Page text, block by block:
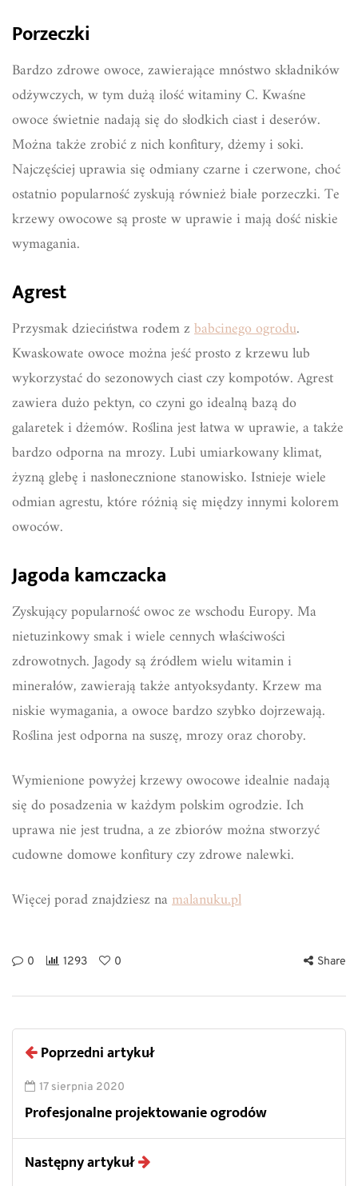
Porzeczki
Bardzo zdrowe owoce, zawierające mnóstwo składników
odżywczych, w tym dużą ilość witaminy C. Kwaśne
owoce świetnie nadają się do słodkich ciast i deserów.
Można także zrobić z nich konfitury, dżemy i soki.
Najczęściej uprawia się odmiany czarne i czerwone, choć
ostatnio popularność zyskują również białe porzeczki. Te
krzewy owocowe są proste w uprawie i mają dość niskie
wymagania.
Agrest
Przysmak dzieciństwa rodem zbabcinego ogrodu.
Kwaskowate owoce można jeść prosto z krzewu lub
wykorzystać do sezonowych ciast czy kompotów. Agrest
zawiera dużo pektyn, co czyni go idealną bazą do
galaretek i dżemów. Roślina jest łatwa w uprawie, a także
bardzo odporna na mrozy. Lubi umiarkowany klimat,
żyzną glebę i nasłonecznione stanowisko. Istnieje wiele
odmian agrestu, które różnią się między innymi kolorem
owoców.
Jagoda kamczacka
Zyskujący popularność owoc ze wschodu Europy. Ma
nietuzinkowy smak i wiele cennych właściwości
zdrowotnych. Jagody są źródłem wielu witamin i
minerałów, zawierają także antyoksydanty. Krzew ma
niskie wymagania, a owoce bardzo szybko dojrzewają.
Roślina jest odporna na suszę, mrozy oraz choroby.
Wymienione powyżej krzewy owocowe idealnie nadają
się do posadzenia w każdym polskim ogrodzie. Ich
uprawa nie jest trudna, a ze zbiorów można stworzyć
cudowne domowe konfitury czy zdrowe nalewki.
Więcej porad znajdziesz namalanuku.pl
0 1293 0 Share
Poprzedni artykuł
17 sierpnia 2020
Profesjonalne projektowanie ogrodów
Następny artykuł